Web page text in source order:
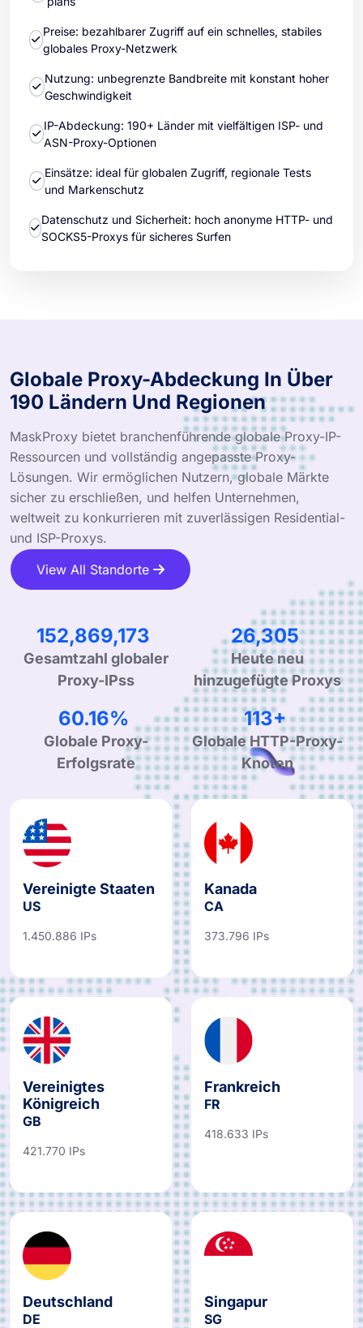
Preise: bezahlbarer Zugriff auf ein schnelles, stabiles
globales Proxy-Netzwerk
Nutzung: unbegrenzte Bandbreite mit konstant hoher
Geschwindigkeit
IP-Abdeckung: 190+ Länder mit vielfältigen ISP- und
ASN-Proxy-Optionen
Einsätze: ideal für globalen Zugriff, regionale Tests
und Markenschutz
Datenschutz und Sicherheit: hoch anonyme HTTP- und
SOCKS5-Proxys für sicheres Surfen
Globale Proxy-Abdeckung In Über
190 Ländern Und Regionen
MaskProxy bietet branchenführende globale Proxy-IP-
Ressourcen und vollständig angepasste Proxy-
Lösungen. Wir ermöglichen Nutzern, globale Märkte
sicher zu erschließen, und helfen Unternehmen,
weltweit zu konkurrieren mit zuverlässigen Residential-
und ISP-Proxys.
View All Standorte
251,494,446
Gesamtzahl globaler
Proxy-IPss
43,276
Heute neu
hinzugefügte Proxys
98.98%
Globale Proxy-
Erfolgsrate
188+
Globale HTTP-Proxy-
Knoten
Vereinigte Staaten
US
1.450.886 IPs
Kanada
CA
373.796 IPs
Vereinigtes
Königreich
GB
421.770 IPs
Frankreich
FR
418.633 IPs
Deutschland
DE
Singapur
SG